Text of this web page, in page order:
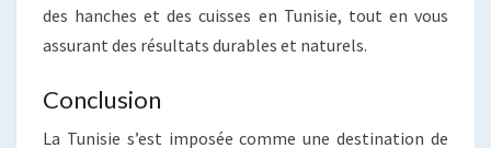
des hanches et des cuisses en Tunisie, tout en vous
assurant des résultats durables et naturels.
Conclusion
La Tunisie s’est imposée comme une destination de